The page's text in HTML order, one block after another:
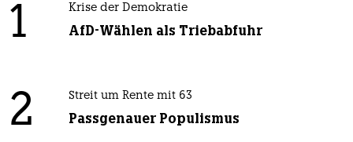
1 Krise der Demokratie
AfD-Wählen als Triebabfuhr
2 Streit um Rente mit 63
Passgenauer Populismus